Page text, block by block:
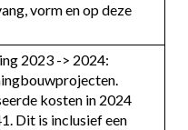
vorm en op deze
2023 -> 2024:
kosten in 2024
Dit is inclusief een